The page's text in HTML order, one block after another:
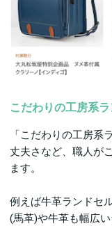
こだわりの工房系
「こだわりの工房系
丈夫さなど、職人が
ます。
例えば牛革ランドセ
(馬革)や牛革も幅広